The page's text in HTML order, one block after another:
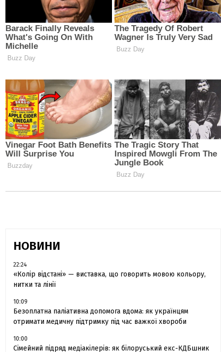
НОВИНИ
22:24
«Колір відстані» — виставка, що говорить мовою кольору,
нитки та лінії
10:09
Безоплатна паліативна допомога вдома: як українцям
отримати медичну підтримку під час важкої хвороби
10:00
Сімейний підряд медіакілерів: як білоруський екс-КДБшник